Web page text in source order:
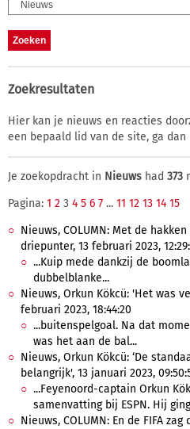
Zoekresultaten
Hier kan je nieuws en reacties
een bepaald lid van de site, ga dan
Je zoekopdracht in Nieuws had 373
Pagina: 1 2 3 4 5 6 7 ... 11 12 13 14 15
Nieuws, COLUMN: Met de
driepunter, 13 februari 2023,
...Kuip mede dankzij de
dubbelblanke...
Nieuws, Orkun Kökcü: 'Het was
februari 2023, 18:44:20
...buitenspelgoal. Na dat
was het aan de bal...
Nieuws, Orkun Kökcü: ‘De
belangrijk', 13 januari 2023,
...Feyenoord-captain Orkun
samenvatting bij ESPN. Hij
Nieuws, COLUMN: En de FIFA